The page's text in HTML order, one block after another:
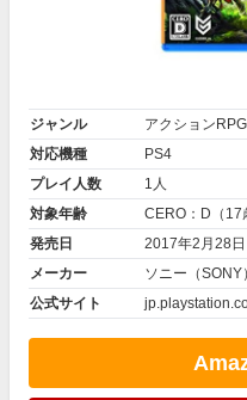
ジャンル
アクションRPG
対応機種
PS4
プレイ人数
1人
対象年齢
CERO：D（17
発売日
2017年2月28日
メーカー
ソニー（SONY）
公式サイト